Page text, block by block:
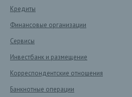
Кредиты
Финансовые организации
Сервисы
Инвестбанк и размещение
Корреспондентские отношения
Банкнотные операции